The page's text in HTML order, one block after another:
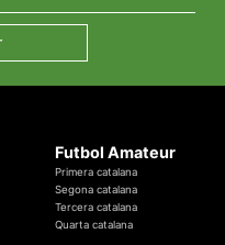
Futbol Amateur
Primera catalana
Segona catalana
Tercera catalana
Quarta catalana